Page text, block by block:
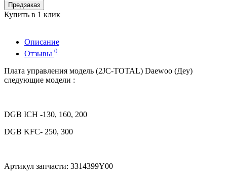
Предзаказ
Купить в 1 клик
Описание
Отзывы 0
Плата управления модель (2JC-TOTAL) Daewoo (Деу)
следующие модели :
DGB ICH -130, 160, 200
DGB KFC- 250, 300
Артикул запчасти: 3314399Y00